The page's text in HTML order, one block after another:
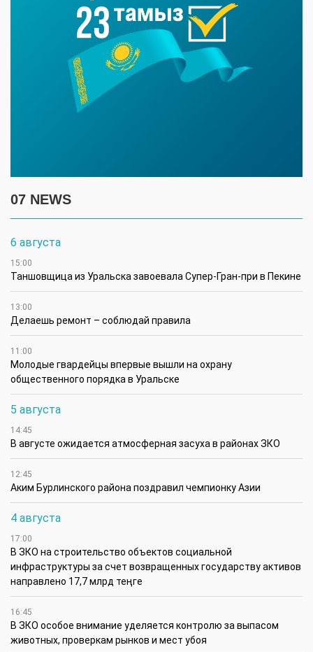
07 NEWS
6 августа
15:00
Таншовщица из Уральска завоевала Супер-Гран-при в Пекине
13:00
Делаешь ремонт – соблюдай правила
11:00
Молодые гвардейцы впервые вышли на охрану
общественного порядка в Уральске
5 августа
14:45
В августе ожидается атмосферная засуха в районах ЗКО
12:45
Аким Бурлинского района поздравил чемпионку Азии
4 августа
17:00
В ЗКО на строительство объектов социальной
инфраструктуры за счет возвращенных государству активов
направлено 17,7 млрд теңге
16:45
В ЗКО особое внимание уделяется контролю за выпасом
животных, проверкам рынков и мест убоя